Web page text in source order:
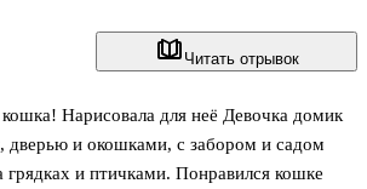
Читать отрывок
Нарисовала для неё Девочка домик
и окошками, с забором и садом
грядках и птичками. Понравился кошке